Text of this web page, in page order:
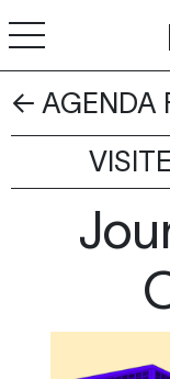
A A-
Festival
Ressources &
← AGENDA